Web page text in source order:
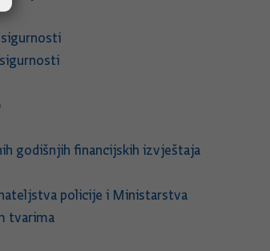
sigurnosti
godišnjih financijskih izvještaja
policije i Ministarstva
tvarima